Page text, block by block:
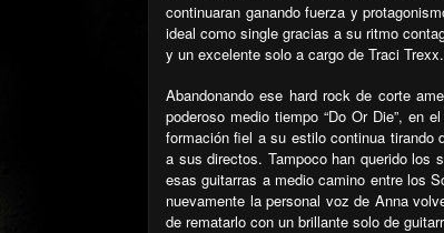
continuaran ganando fuerza y
ideal como single gracias a su ritmo
y un excelente solo a cargo de Traci Trexx.
Abandonando ese hard rock de corte
poderoso medio tiempo “Do Or Die”, en
formación fiel a su estilo continua tirando
a sus directos. Tampoco han querido los
esas guitarras a medio camino entre los
nuevamente la personal voz de Anna
de rematarlo con un brillante solo de